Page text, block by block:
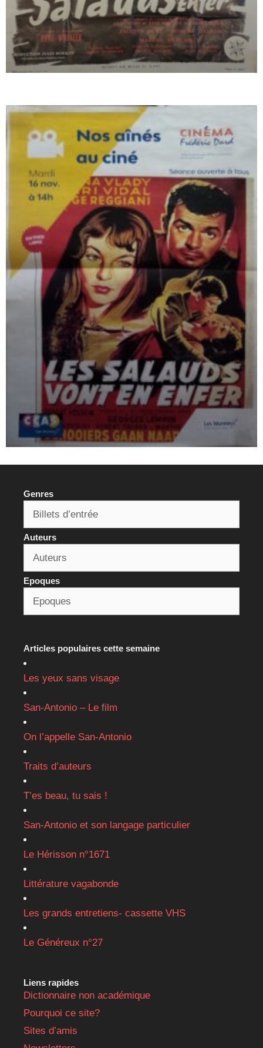
Genres
Auteurs
Epoques
Articles populaires cette semaine
Les yeux sans visage
San-Antonio – Le film
On l’appelle San-Antonio
Traits d’auteurs
T’es beau, tu sais !
San-Antonio et son langage particulier
Le Hérisson n°1671
Littérature vagabonde
Les grands entretiens- cassette VHS
Le Généreux n°27
Liens rapides
Dictionnaire non académique
Pourquoi ce site?
Sites d’amis